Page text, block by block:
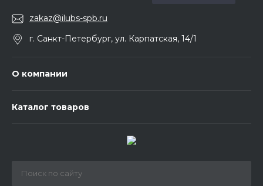
zakaz@ilubs-spb.ru
г. Санкт-Петербург, ул. Карпатская, 14/1
О компании
Каталог товаров